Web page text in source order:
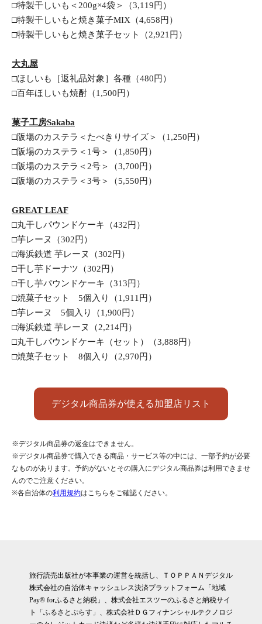
□特製干しいも＜200g×4袋＞（3,119円）
□特製干しいもと焼き菓子MIX（4,658円）
□特製干しいもと焼き菓子セット（2,921円）
大丸屋
□ほしいも［返礼品対象］各種（480円）
□百年ほしいも焼酎（1,500円）
菓子工房Sakaba
□阪場のカステラ＜たべきりサイズ＞（1,250円）
□阪場のカステラ＜1号＞（1,850円）
□阪場のカステラ＜2号＞（3,700円）
□阪場のカステラ＜3号＞（5,550円）
GREAT LEAF
□丸干しパウンドケーキ（432円）
□芋レーヌ（302円）
□海浜鉄道 芋レーヌ（302円）
□干し芋ドーナツ（302円）
□干し芋パウンドケーキ（313円）
□焼菓子セット　5個入り（1,911円）
□芋レーヌ　5個入り（1,900円）
□海浜鉄道 芋レーヌ（2,214円）
□丸干しパウンドケーキ（セット）（3,888円）
□焼菓子セット　8個入り（2,970円）
デジタル商品券が使える加盟店リスト
※デジタル商品券の返金はできません。
※デジタル商品券で購入できる商品・サービス等の中には、一部予約が必要
なものがあります。予約がないとその購入にデジタル商品券は利用できませ
んのでご注意ください。
※各自治体の利用規約はこちらをご確認ください。
旅行読売出版社が本事業の運営を統括し、ＴＯＰＰＡＮデジタル
株式会社の自治体キャッシュレス決済プラットフォーム「地域
Pay® forふるさと納税」、株式会社エスツーのふるさと納税サイ
ト「ふるさとぷらす」、株式会社ＤＧフィナンシャルテクノロジ